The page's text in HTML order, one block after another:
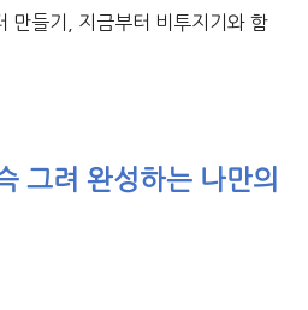
만들기, 지금부터 비투지기와 함
그려 완성하는 나만의